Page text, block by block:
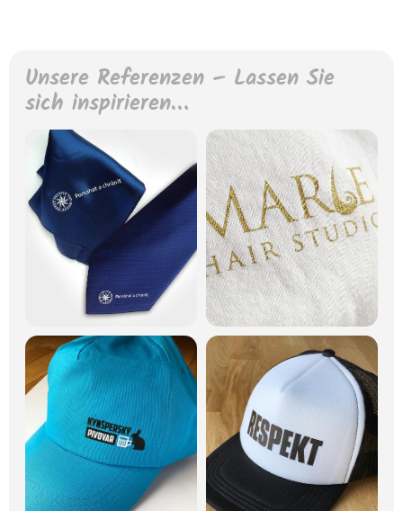
Unsere Referenzen – Lassen Sie
sich inspirieren…